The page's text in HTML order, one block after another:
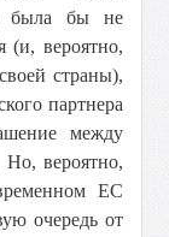
была бы не
(и, вероятно,
страны),
партнера
между
Но, вероятно,
ЕС
очередь от